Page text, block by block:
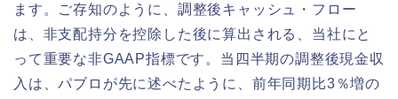
ます。ご存知のように、調整後キャッシュ・フロー
は、非支配持分を控除した後に算出される、当社にと
って重要な非GAAP指標です。当四半期の調整後現金収
入は、パブロが先に述べたように、前年同期比3％増の